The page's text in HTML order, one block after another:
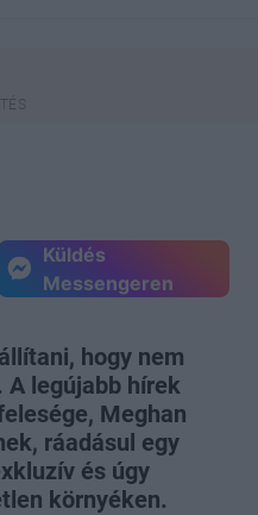
Küldés
Messengeren
hogy nem
A legújabb hírek
Meghan
ráadásul egy
és úgy
környéken.